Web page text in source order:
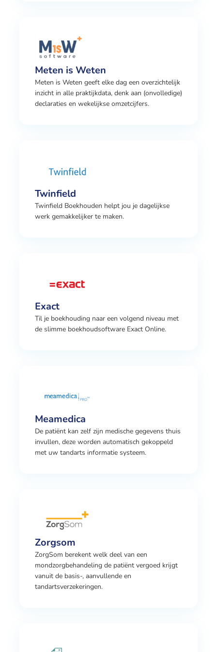
Meten is Weten
Meten is Weten geeft elke dag een overzichtelijk
inzicht in alle praktijkdata, denk aan (onvolledige)
declaraties en wekelijkse omzetcijfers.
Twinfield
Twinfield Boekhouden helpt jou je dagelijkse
werk gemakkelijker te maken.
Exact
Til je boekhouding naar een volgend niveau met
de slimme boekhoudsoftware Exact Online.
Meamedica
De patiënt kan zelf zijn medische gegevens thuis
invullen, deze worden automatisch gekoppeld
met uw tandarts informatie systeem.
Zorgsom
ZorgSom berekent welk deel van een
mondzorgbehandeling de patiënt vergoed krijgt
vanuit de basis-, aanvullende en
tandartsverzekeringen.